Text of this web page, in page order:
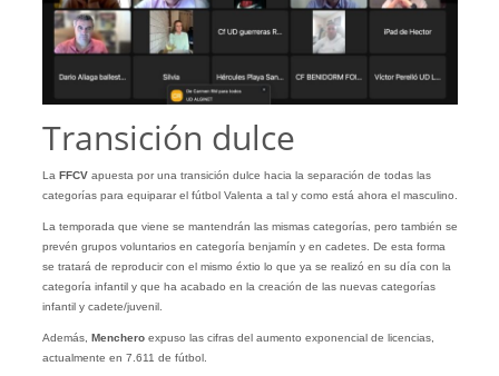
Transición dulce
La FFCVapuesta por una transición dulce hacia la separación de todas las
categorías para equiparar el fútbol Valenta a tal y como está ahora el masculino.
La temporada que viene se mantendrán las mismas categorías, pero también se
prevén grupos voluntarios en categoría benjamín y en cadetes. De esta forma
se tratará de reproducir con el mismo éxtio lo que ya se realizó en su día con la
categoría infantil y que ha acabado en la creación de las nuevas categorías
infantil y cadete/juvenil.
Además, Mencheroexpuso las cifras del aumento exponencial de licencias,
actualmente en 7.611 de fútbol.